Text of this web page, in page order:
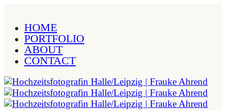
HOME
PORTFOLIO
ABOUT
CONTACT